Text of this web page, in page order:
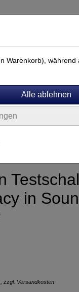
in
zzgl. Versandkosten
Warenkorb),